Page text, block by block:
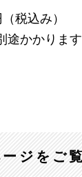
税込み）
途かかりま
ジをご